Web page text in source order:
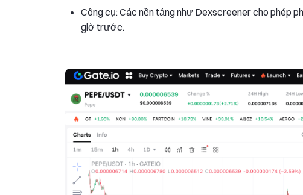
Công cụ: Các nền tảng như Dexscreener cho phép
giờ trước.